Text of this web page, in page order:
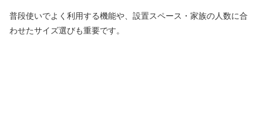
普段使いでよく利用する機能や、設置スペース・家族の人数に合
わせたサイズ選びも重要です。